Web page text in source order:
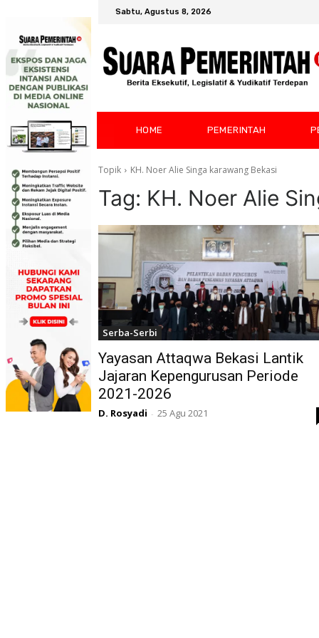
Sabtu, Agustus 8, 2026
HOME PEMERINTAH
Topik KH. Noer Alie Singa karawang Bekasi
Tag: KH. Noer Alie
Serba-Serbi
Yayasan Attaqwa Bekasi Lantik
Jajaran Kepengurusan Periode
2021-2026
D. Rosyadi - 25 Agu 2021